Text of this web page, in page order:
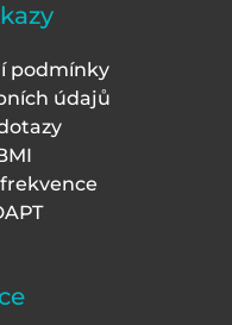
podmínky
údajů